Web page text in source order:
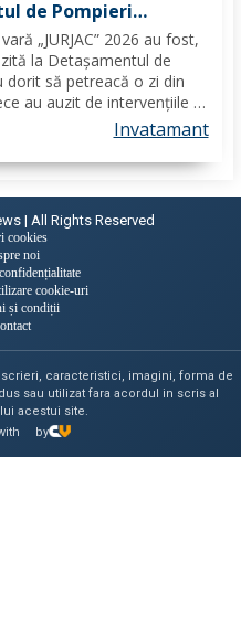
de Pompieri
„JURJAC” 2026 au fost,
la Detașamentul de
dorit să petreacă o zi din
au auzit de intervențiile la
pe care i-au ajutat de-
Invatamant
| All Rights Reserved
cookies
noi
cookie-uri
și condiții
caracteristici, imagini, forma de
sau utilizat fara acordul in scris al
acestui site.
by